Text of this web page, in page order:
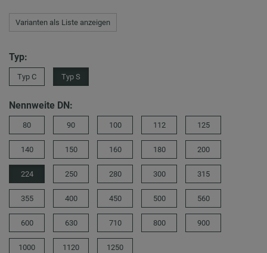
Varianten als Liste anzeigen
Typ:
Typ C Typ S
Nennweite DN:
80 90 100 112 125
140 150 160 180 200
224 250 280 300 315
355 400 450 500 560
600 630 710 800 900
1000 1120 1250